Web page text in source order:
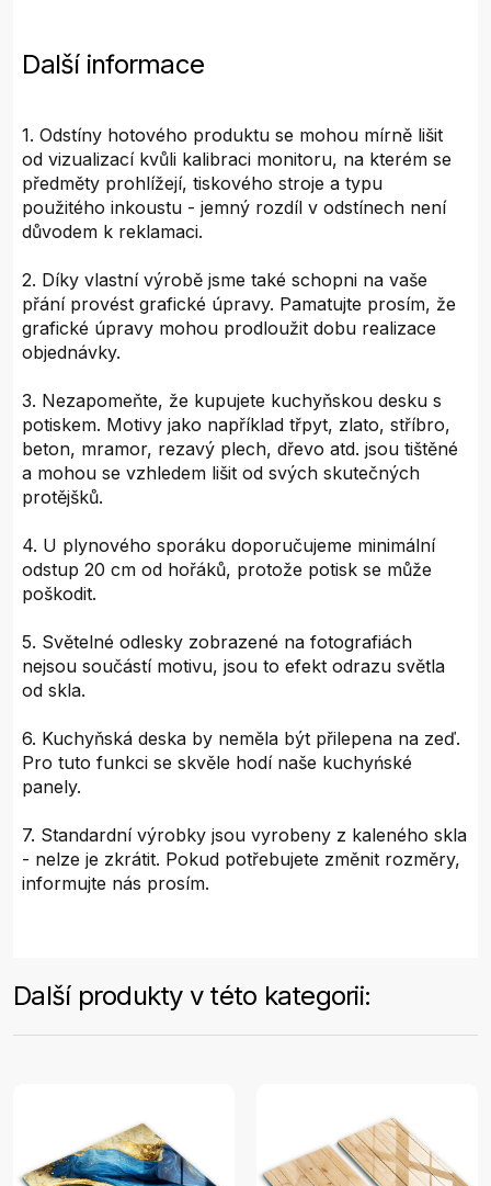
Další informace
1. Odstíny hotového produktu se mohou mírně lišit
od vizualizací kvůli kalibraci monitoru, na kterém se
předměty prohlížejí, tiskového stroje a typu
použitého inkoustu - jemný rozdíl v odstínech není
důvodem k reklamaci.
2. Díky vlastní výrobě jsme také schopni na vaše
přání provést grafické úpravy. Pamatujte prosím, že
grafické úpravy mohou prodloužit dobu realizace
objednávky.
3. Nezapomeňte, že kupujete kuchyňskou desku s
potiskem. Motivy jako například třpyt, zlato, stříbro,
beton, mramor, rezavý plech, dřevo atd. jsou tištěné
a mohou se vzhledem lišit od svých skutečných
protějšků.
4. U plynového sporáku doporučujeme minimální
odstup 20 cm od hořáků, protože potisk se může
poškodit.
5. Světelné odlesky zobrazené na fotografiách
nejsou součástí motivu, jsou to efekt odrazu světla
od skla.
6. Kuchyňská deska by neměla být přilepena na zeď.
Pro tuto funkci se skvěle hodí naše kuchyńské
panely.
7. Standardní výrobky jsou vyrobeny z kaleného skla
- nelze je zkrátit. Pokud potřebujete změnit rozměry,
informujte nás prosím.
Další produkty v této kategorii: